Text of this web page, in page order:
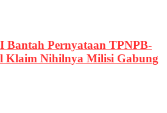
Bantah Pernyataan TPNPB-
Klaim Nihilnya Milisi Gabung